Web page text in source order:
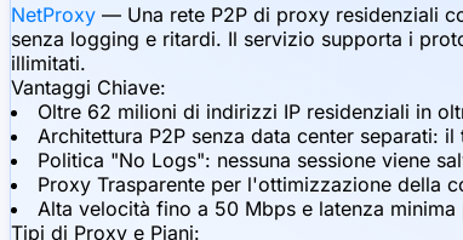
NetProxy — Una rete P2P di proxy residenziali
senza logging e ritardi. Il servizio supporta i
illimitati.
Vantaggi Chiave:
Oltre 62 milioni di indirizzi IP residenziali in
Architettura P2P senza data center separati:
Politica "No Logs": nessuna sessione viene
Proxy Trasparente per l'ottimizzazione della
Alta velocità fino a 50 Mbps e latenza
Tipi di Proxy e Piani: